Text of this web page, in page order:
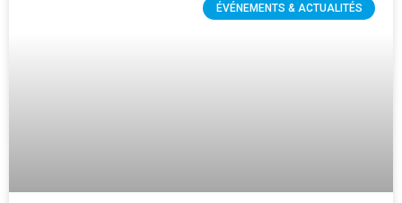
ÉVÉNEMENTS & ACTUALITÉS